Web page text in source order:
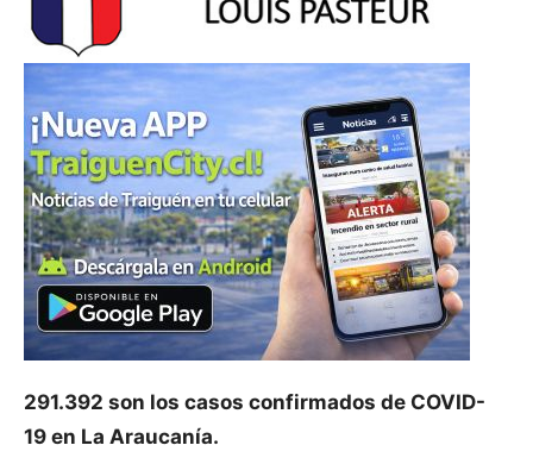
291.392 son los casos confirmados de COVID-
19 en La Araucanía.